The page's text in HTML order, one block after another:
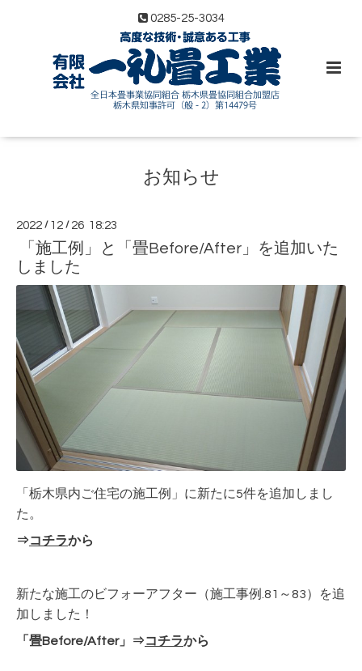
0285-25-3034
お知らせ
2022 / 12 / 26 18:23
「施工例」と「畳Before/After」を追加いた
しました
「栃木県内ご住宅の施工例」に新たに5件を追加しまし
た。
⇒コチラから
新たな施工のビフォーアフター（施工事例.81～83）を追
加しました！
「畳Before/After」⇒コチラから